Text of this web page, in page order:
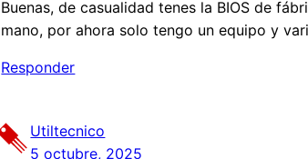
Buenas, de casualidad tenes la BIOS de
mano, por ahora solo tengo un equipo y
Responder
Utiltecnico
5 octubre, 2025